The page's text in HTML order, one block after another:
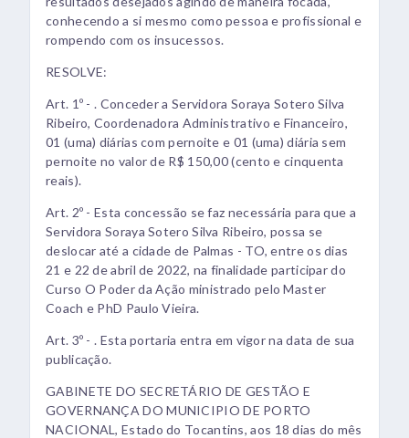
conhecendo a si mesmo como pessoa e profissional e
rompendo com os insucessos.
RESOLVE:
Art. 1º - . Conceder a Servidora Soraya Sotero Silva
Ribeiro, Coordenadora Administrativo e Financeiro,
01 (uma) diárias com pernoite e 01 (uma) diária sem
pernoite no valor de R$ 150,00 (cento e cinquenta
reais).
Art. 2º - Esta concessão se faz necessária para que a
Servidora Soraya Sotero Silva Ribeiro, possa se
deslocar até a cidade de Palmas - TO, entre os dias
21 e 22 de abril de 2022, na finalidade participar do
Curso O Poder da Ação ministrado pelo Master
Coach e PhD Paulo Vieira.
Art. 3º - . Esta portaria entra em vigor na data de sua
publicação.
GABINETE DO SECRETÁRIO DE GESTÃO E
GOVERNANÇA DO MUNICIPIO DE PORTO
NACIONAL, Estado do Tocantins, aos 18 dias do mês